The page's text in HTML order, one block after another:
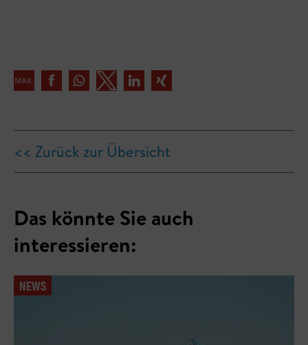
<< Zurück zur Übersicht
Das könnte Sie auch
interessieren:
NEWS